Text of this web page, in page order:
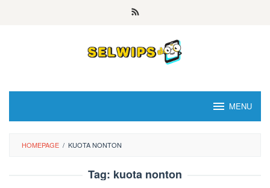
MENU
HOMEPAGE / KUOTA NONTON
Tag: kuota nonton